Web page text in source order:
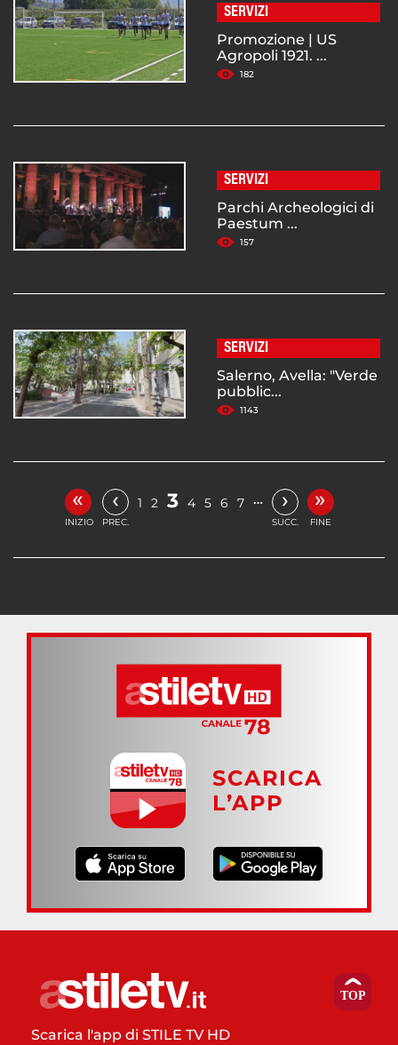
SERVIZI
Promozione | US
Agropoli 1921. ...
182
SERVIZI
Parchi Archeologici di
Paestum ...
157
SERVIZI
Salerno, Avella: "Verde
pubblic...
1143
«
INIZIO
‹
PREC.
1 2 3 4 5 6 7 … ›
SUCC.
»
FINE
SCARICA
L’APP
Scarica l'app di STILE TV HD